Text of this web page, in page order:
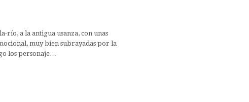
río, a la antigua usanza, con unas
muy bien subrayadas por la
los personaje…